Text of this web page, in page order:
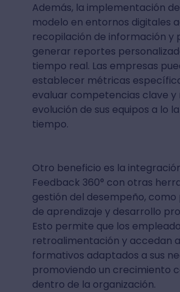
Además, la implementación
modelo en entornos digitales
recopilación de información y
generar reportes
tiempo real. Las empresas
establecer métricas
evaluar competencias clave y
evolución de sus equipos a lo
tiempo.
Otro beneficio es la
Feedback 360° con otras
gestión del desempeño,
de aprendizaje y desarrollo
Esto permite que los
retroalimentación y accedan
formativos adaptados a sus
promoviendo un crecimiento
dentro de la organización.